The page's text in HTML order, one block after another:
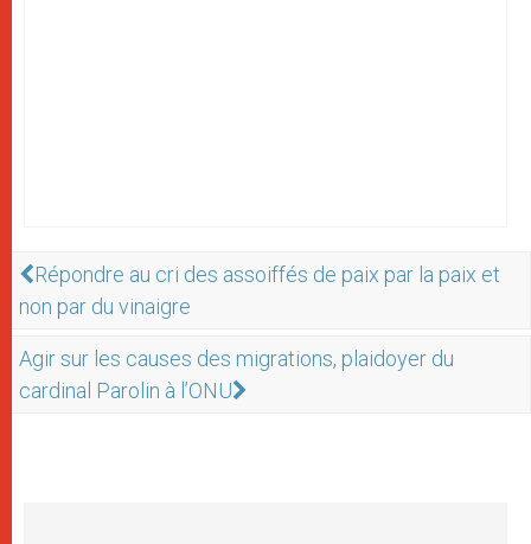
Répondre au cri des assoiffés de paix par la paix et
non par du vinaigre
Agir sur les causes des migrations, plaidoyer du
cardinal Parolin à l’ONU